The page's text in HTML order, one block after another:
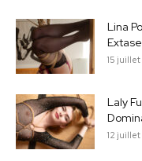
Lina
15
Laly
12